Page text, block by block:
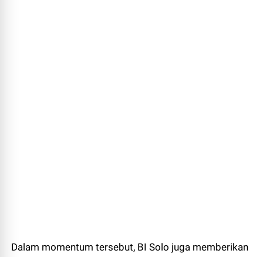
Dalam momentum tersebut, BI Solo juga memberikan